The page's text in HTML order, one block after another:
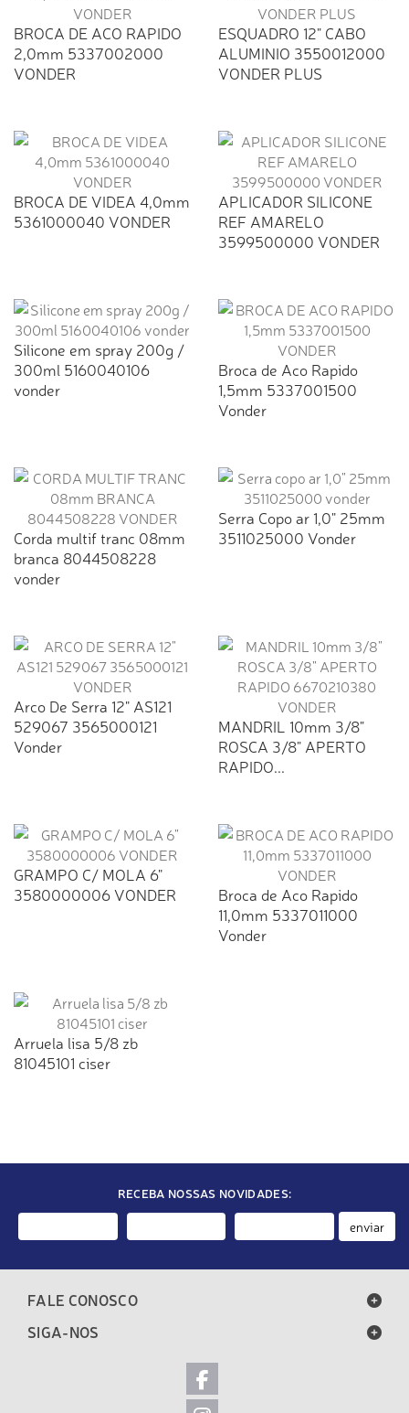
BROCA DE ACO RAPIDO
2,0mm 5337002000
VONDER
ESQUADRO 12" CABO
ALUMINIO 3550012000
VONDER PLUS
BROCA DE VIDEA 4,0mm
5361000040 VONDER
APLICADOR SILICONE
REF AMARELO
3599500000 VONDER
Silicone em spray 200g /
300ml 5160040106
vonder
Broca de Aco Rapido
1,5mm 5337001500
Vonder
Corda multif tranc 08mm
branca 8044508228
vonder
Serra Copo ar 1,0" 25mm
3511025000 Vonder
Arco De Serra 12" AS121
529067 3565000121
Vonder
MANDRIL 10mm 3/8"
ROSCA 3/8" APERTO
RAPIDO...
GRAMPO C/ MOLA 6"
3580000006 VONDER
Broca de Aco Rapido
11,0mm 5337011000
Vonder
Arruela lisa 5/8 zb
81045101 ciser
RECEBA NOSSAS NOVIDADES:
enviar
FALE CONOSCO
SIGA-NOS